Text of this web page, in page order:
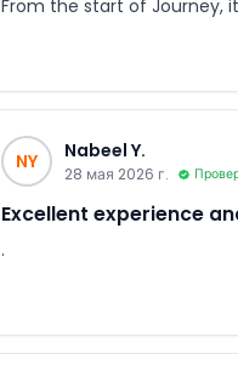
From the start of Journey,
NY Nabeel Y.
28 мая 2026 г.
Excellent experience
.